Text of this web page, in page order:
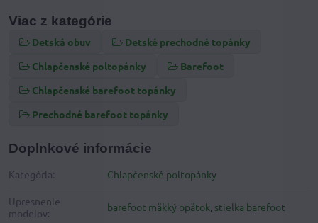
Viac z kategórie
Detská obuv
Detské prechodné topánky
Chlapčenské poltopánky
Barefoot
Chlapčenské barefoot topánky
Prechodné barefoot topánky
Doplnkové informácie
Kategória: Chlapčenské poltopánky
Upresnenie
modelov:
barefoot mäkký opätok, stielka barefoot